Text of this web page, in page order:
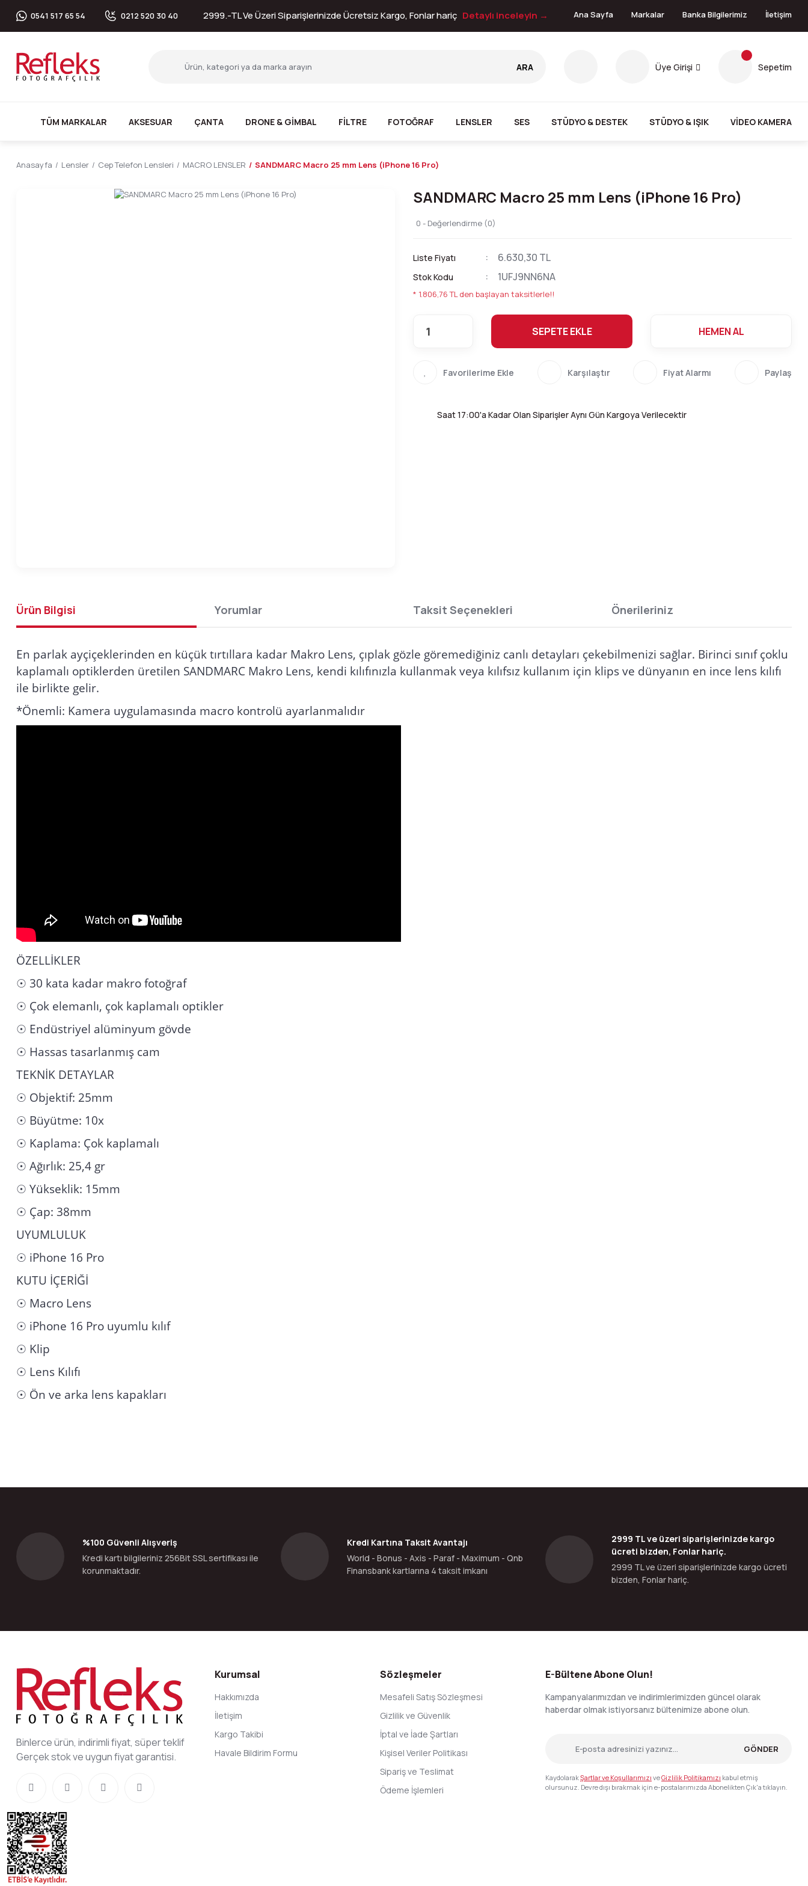
0541 517 65 54 0212 520 30 40 2999.-TL Ve Üzeri Siparişlerinizde Ücretsiz Kargo, Fonlar hariç Detaylı inceleyin → Ana Sayfa Markalar Banka Bilgilerimiz İletişim
ARA Üye Girişi Sepetim
TÜM MARKALAR AKSESUAR ÇANTA DRONE & GİMBAL FİLTRE FOTOĞRAF LENSLER SES STÜDYO & DESTEK STÜDYO & IŞIK VİDEO KAMERA
Anasayfa Lensler Cep Telefon Lensleri MACRO LENSLER SANDMARC Macro 25 mm Lens (iPhone 16 Pro)
SANDMARC Macro 25 mm Lens (iPhone 16 Pro)
0 - Değerlendirme (0)
Liste Fiyatı 6.630,30 TL
Stok Kodu 1UFJ9NN6NA
* 1.806,76 TL den başlayan taksitlerle!!
SEPETE EKLE HEMEN AL
Karşılaştır Fiyat Alarmı Paylaş
Saat 17:00'a Kadar Olan Siparişler Aynı Gün Kargoya Verilecektir
Ürün Bilgisi Yorumlar Taksit Seçenekleri Önerileriniz
En parlak ayçiçeklerinden en küçük tırtıllara kadar Makro Lens, çıplak gözle göremediğiniz canlı detayları çekebilmenizi sağlar. Birinci sınıf çoklu
kaplamalı optiklerden üretilen SANDMARC Makro Lens, kendi kılıfınızla kullanmak veya kılıfsız kullanım için klips ve dünyanın en ince lens kılıfı
ile birlikte gelir.
*Önemli: Kamera uygulamasında macro kontrolü ayarlanmalıdır
ÖZELLİKLER
☉ 30 kata kadar makro fotoğraf
☉ Çok elemanlı, çok kaplamalı optikler
☉ Endüstriyel alüminyum gövde
☉ Hassas tasarlanmış cam
TEKNİK DETAYLAR
☉ Objektif: 25mm
☉ Büyütme: 10x
☉ Kaplama: Çok kaplamalı
☉ Ağırlık: 25,4 gr
☉ Yükseklik: 15mm
☉ Çap: 38mm
UYUMLULUK
☉ iPhone 16 Pro
KUTU İÇERİĞİ
☉ Macro Lens
☉ iPhone 16 Pro uyumlu kılıf
☉ Klip
☉ Lens Kılıfı
☉ Ön ve arka lens kapakları
Ürün fiyatı diğer sitelerden daha pahalı.
Bu ürüne benzer farklı alternatifler olmalı.
%100 Güvenli Alışveriş
Kredi kartı bilgileriniz 256Bit SSL sertifikası ile
korunmaktadır.
Kredi Kartına Taksit Avantajı
World - Bonus - Axis - Paraf - Maximum - Qnb
Finansbank kartlarına 4 taksit imkanı
2999 TL ve üzeri siparişlerinizde kargo
ücreti bizden, Fonlar hariç.
2999 TL ve üzeri siparişlerinizde kargo ücreti
bizden, Fonlar hariç.
Binlerce ürün, indirimli fiyat, süper teklif
Gerçek stok ve uygun fiyat garantisi.
Kurumsal
Hakkımızda
İletişim
Kargo Takibi
Havale Bildirim Formu
Sözleşmeler
Mesafeli Satış Sözleşmesi
Gizlilik ve Güvenlik
İptal ve İade Şartları
Kişisel Veriler Politikası
Sipariş ve Teslimat
Ödeme İşlemleri
E-Bültene Abone Olun!
Kampanyalarımızdan ve indirimlerimizden güncel olarak
haberdar olmak istiyorsanız bültenimize abone olun.
GÖNDER
KaydolarakŞartlar ve Koşullarımızı veGizlilik Politikamızı kabul etmiş
olursunuz. Devre dışı bırakmak için e-postalarımızda Abonelikten Çık'a tıklayın.